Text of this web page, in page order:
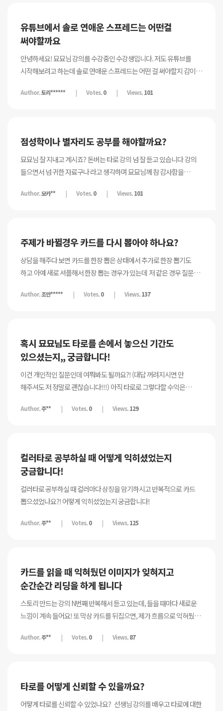
어떻게 해야할지 잘 모르겠는 경우가 많습니다. 결국 내담자 말만
반복하고 조언만 해주는 것같은 느낌이 들 때도 있고요... 물론 제가
예언가는 아니지만 많은 내담자들이 어느정도는 그런 부분을 바라기
때문에 고민이 많습니다. 혹시 조언을 해주실수있나요 ?
유튜브에서 솔로 연애운 스프레드는 어떤걸
써야할까요
안녕하세요! 묘묘님 강의를 수강중인 수강생입니다. 저도 유튜브를
시작해보려고 하는데 솔로 연애운 스프레드는 어떤 걸 써야할지 감이
내담자의 연애 스타일, 상대방은 어떤 사람인지, 이런식으로 보면 되는
Author.토리****** Votes.0 Views.101
점성학이나 별자리도 공부를 해야할까요?
묘묘님 잘 지내고 계시죠? 돈버는 타로 강의 넘 잘 듣고 있습니다 강의
들으면서 넘 귀한 자료구나 라고 생각하며 묘묘님께 참 감사함을
사실 심리학을 알아야된다고는 생각했지만 비전문가인 저로써는
아니라 더 나은 타로리더가 됐으면 하는 마음이 더 클거라 생각합니다
그렇기에 더 감사합니다 ㅎㅎ 공부가 체질에 맞지 않지만^^ 그래도
지름길을 알려 주셔서 편하게 하고 싶은 타로를 하게 되네요 감사한
점성학에 대해서도 공부를 해야된다고 하는데 당연히 알면 더 깊은
쇼핑몰도 꼭 오픈했음 좋겠어요^^
Author.모카** Votes.0 Views.101
주제가 바뀔경우 카드를 다시 뽑아야 하나요?
상담을 해주다 보면 카드를 한장 뽑은 상태에서 추가로 한장 뽑기도
하고 아예 새로 셔플해서 한장 뽑는 경우가 있는데 저 같은 경우 질문의
모아놓고 셔플하는게 맞나요?
Author.조만***** Votes.0 Views.137
혹시 묘묘님도 타로를 손에서 놓으신 기간도
있으셨는지,, 궁금합니다!
이건 개인적인 질문인데 여쭤봐도 될까요?! (대답 꺼려지시면 안
해주셔도 저 정말로 괜찮습니다!!!) 아직 타로로 그렇다할 수익은
심리학 영상보며 통찰력을 기르기 위해 노력중인데,, 상담신청이
올리셨고 원카드 리딩도 매일같이 하셔서 경지에 오르시게 된 건데,
혹시 묘묘님도 타로를 손에서 놓으신 기간도 있으셨는지,, 궁금합니다!
마지막질문은 제가 주제넘게 질문한 건 아닌가 생각이 들기도해요
그러니 이 질문은 대답 안해주셔도 정말 괜찮습니다 적고보니 답이
Author.주** Votes.0 Views.129
컬러타로 공부하실 때 어떻게 익히셨었는지
궁금합니다!
컬러타로 공부하실 때 컬러마다 상징을 암기하시고 반복적으로 카드
뽑으셨었나요?! 어떻게 익히셨었는지 궁금합니다!
Author.주** Votes.0 Views.125
카드를 읽을 때 익혀뒀던 이미지가 잊혀지고
순간순간 리딩을 하게 됩니다
스토리 만드는 강의 N번째 반복해서 듣고 있는데, 들을 때마다 새로운
느낌이 계속 들어요! 또 막상 카드를 뒤집으면, 제가 흐름으로 익혀뒀던
내담자이지만 반복적인 말을 쓰고있는 제 자신이 싫네융😖 머리가
Author.주** Votes.0 Views.87
타로를 어떻게 신뢰할 수 있을까요?
어떻게 타로를 신뢰할 수 있었나요? ​ 선생님 강의를 배우고 타로에 대한